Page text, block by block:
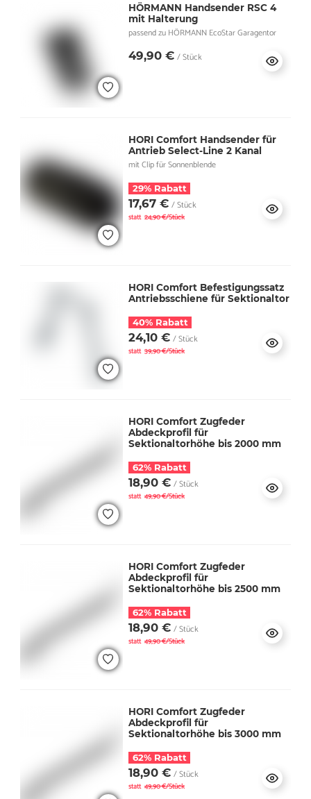
HÖRMANN Handsender RSC 4
mit Halterung
passend zu HÖRMANN EcoStar Garagentor
49,90 € / Stück
HORI Comfort Handsender für
Antrieb Select-Line 2 Kanal
mit Clip für Sonnenblende
29% Rabatt
17,67 € / Stück
statt 24,90 €/Stück
HORI Comfort Befestigungssatz
Antriebsschiene für Sektionaltor
40% Rabatt
24,10 € / Stück
statt 39,90 €/Stück
HORI Comfort Zugfeder
Abdeckprofil für
Sektionaltorhöhe bis 2000 mm
62% Rabatt
18,90 € / Stück
statt 49,90 €/Stück
HORI Comfort Zugfeder
Abdeckprofil für
Sektionaltorhöhe bis 2500 mm
62% Rabatt
18,90 € / Stück
statt 49,90 €/Stück
HORI Comfort Zugfeder
Abdeckprofil für
Sektionaltorhöhe bis 3000 mm
62% Rabatt
18,90 € / Stück
statt 49,90 €/Stück